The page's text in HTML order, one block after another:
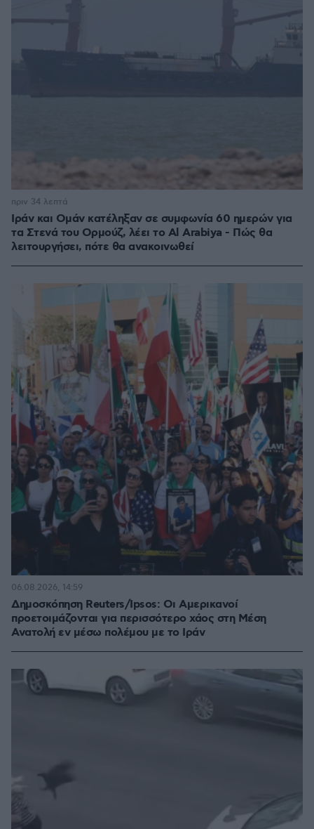
Ιράν και Ομάν κατέληξαν σε συμφωνία 60 ημερών για
τα Στενά του Ορμούζ, λέει το Al Arabiya - Πώς θα
λειτουργήσει, πότε θα ανακοινωθεί
πριν 34 λεπτά
Δημοσκόπηση Reuters/Ipsos: Οι Αμερικανοί
προετοιμάζονται για περισσότερο χάος στη Μέση
Ανατολή εν μέσω πολέμου με το Ιράν
06.08.2026, 14:59